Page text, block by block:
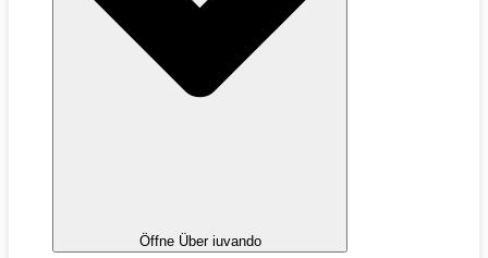
Öffne Über iuvando